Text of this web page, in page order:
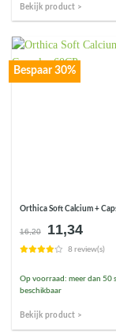
Bekijk product >
Bespaar 30%
Orthica Soft Calcium +
16,20
prijs
was:
11,34
prijs
is:
8 review(s)
Op voorraad: meer dan 50
beschikbaar
Bekijk product >